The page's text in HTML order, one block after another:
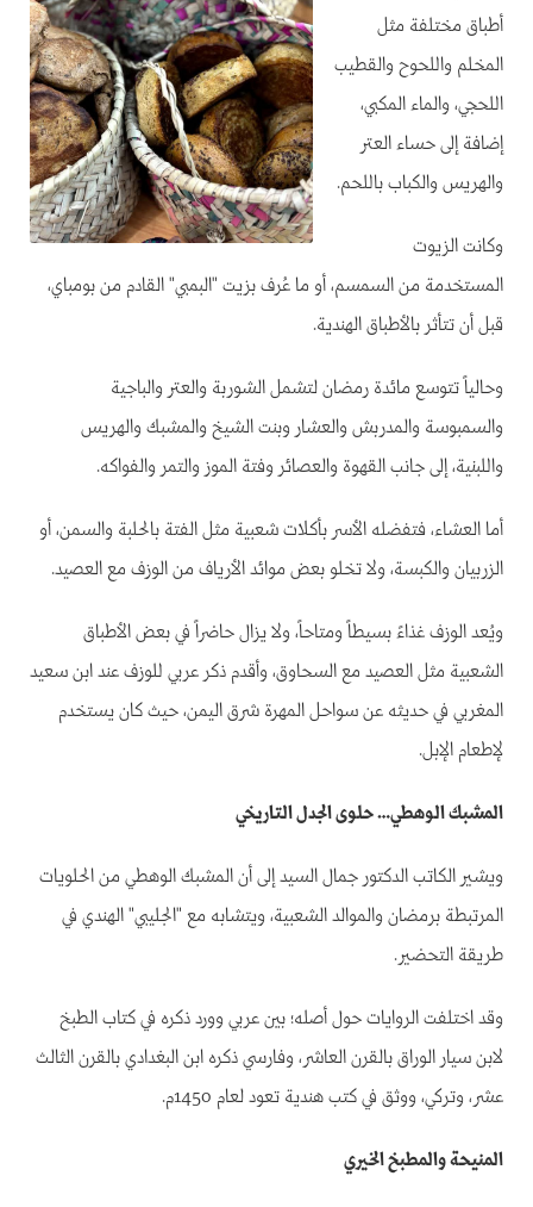
أطباق مختلفة مثل
المخلم واللحوح والقطيب
اللحجي، والماء المكبي،
إضافة إلى حساء العتر
والهريس والكباب باللحم.
وكانت الزيوت
المستخدمة من السمسم، أو ما عُرف بزيت "البمبي" القادم من بومباي،
قبل أن تتأثر بالأطباق الهندية.
وحالياً تتوسع مائدة رمضان لتشمل الشوربة والعتر والباجية
والسمبوسة والمدربش والعشار وبنت الشيخ والمشبك والهريس
واللبنية، إلى جانب القهوة والعصائر وفتة الموز والتمر والفواكه.
أما العشاء، فتفضله الأسر بأكلات شعبية مثل الفتة بالحلبة والسمن، أو
الزربيان والكبسة، ولا تخلو بعض موائد الأرياف من الوزف مع العصيد.
ويُعد الوزف غذاءً بسيطاً ومتاحاً، ولا يزال حاضراً في بعض الأطباق
الشعبية مثل العصيد مع السحاوق، وأقدم ذكر عربي للوزف عند ابن سعيد
المغربي في حديثه عن سواحل المهرة شرق اليمن، حيث كان يستخدم
لإطعام الإبل.
المشبك الوهطي… حلوى الجدل التاريخي
ويشير الكاتب الدكتور جمال السيد إلى أن المشبك الوهطي من الحلويات
المرتبطة برمضان والموالد الشعبية، ويتشابه مع "الجليبي" الهندي في
طريقة التحضير.
وقد اختلفت الروايات حول أصله؛ بين عربي وورد ذكره في كتاب الطبخ
لابن سيار الوراق بالقرن العاشر، وفارسي ذكره ابن البغدادي بالقرن الثالث
عشر، وتركي، ووثق في كتب هندية تعود لعام 1450م.
المنيحة والمطبخ الخيري